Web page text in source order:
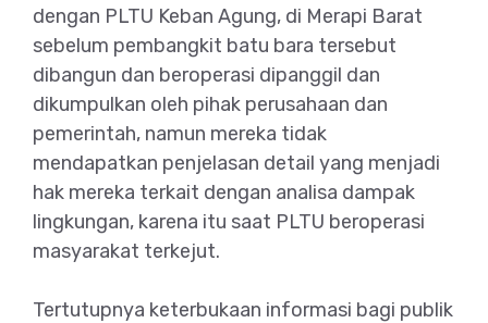
dengan PLTU Keban Agung, di Merapi Barat
sebelum pembangkit batu bara tersebut
dibangun dan beroperasi dipanggil dan
dikumpulkan oleh pihak perusahaan dan
pemerintah, namun mereka tidak
mendapatkan penjelasan detail yang menjadi
hak mereka terkait dengan analisa dampak
lingkungan, karena itu saat PLTU beroperasi
masyarakat terkejut.
Tertutupnya keterbukaan informasi bagi publik